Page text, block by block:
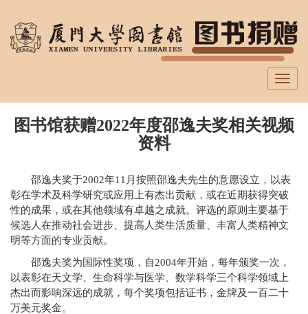
图书馆获赠2022年度邵逸夫奖相关视频
资料
邵逸夫奖于2002年11月按照邵逸夫先生的意愿设立，以表
彰在学术及科学研究或应用上有杰出贡献，或在近期获得突破
性的成果，或在其他领域有卓越之成就。评选的原则主要基于
候选人在推动社会进步、提高人类生活质量、丰富人类精神文
明等方面的专业贡献。
邵逸夫奖为国际性奖项，自2004年开始，每年颁奖一次，
以表彰在天文学、生命科学与医学、数学科学三个科学领域上
杰出而影响深远的成就，每个奖项包括证书，金牌及一百二十
万美元奖金。